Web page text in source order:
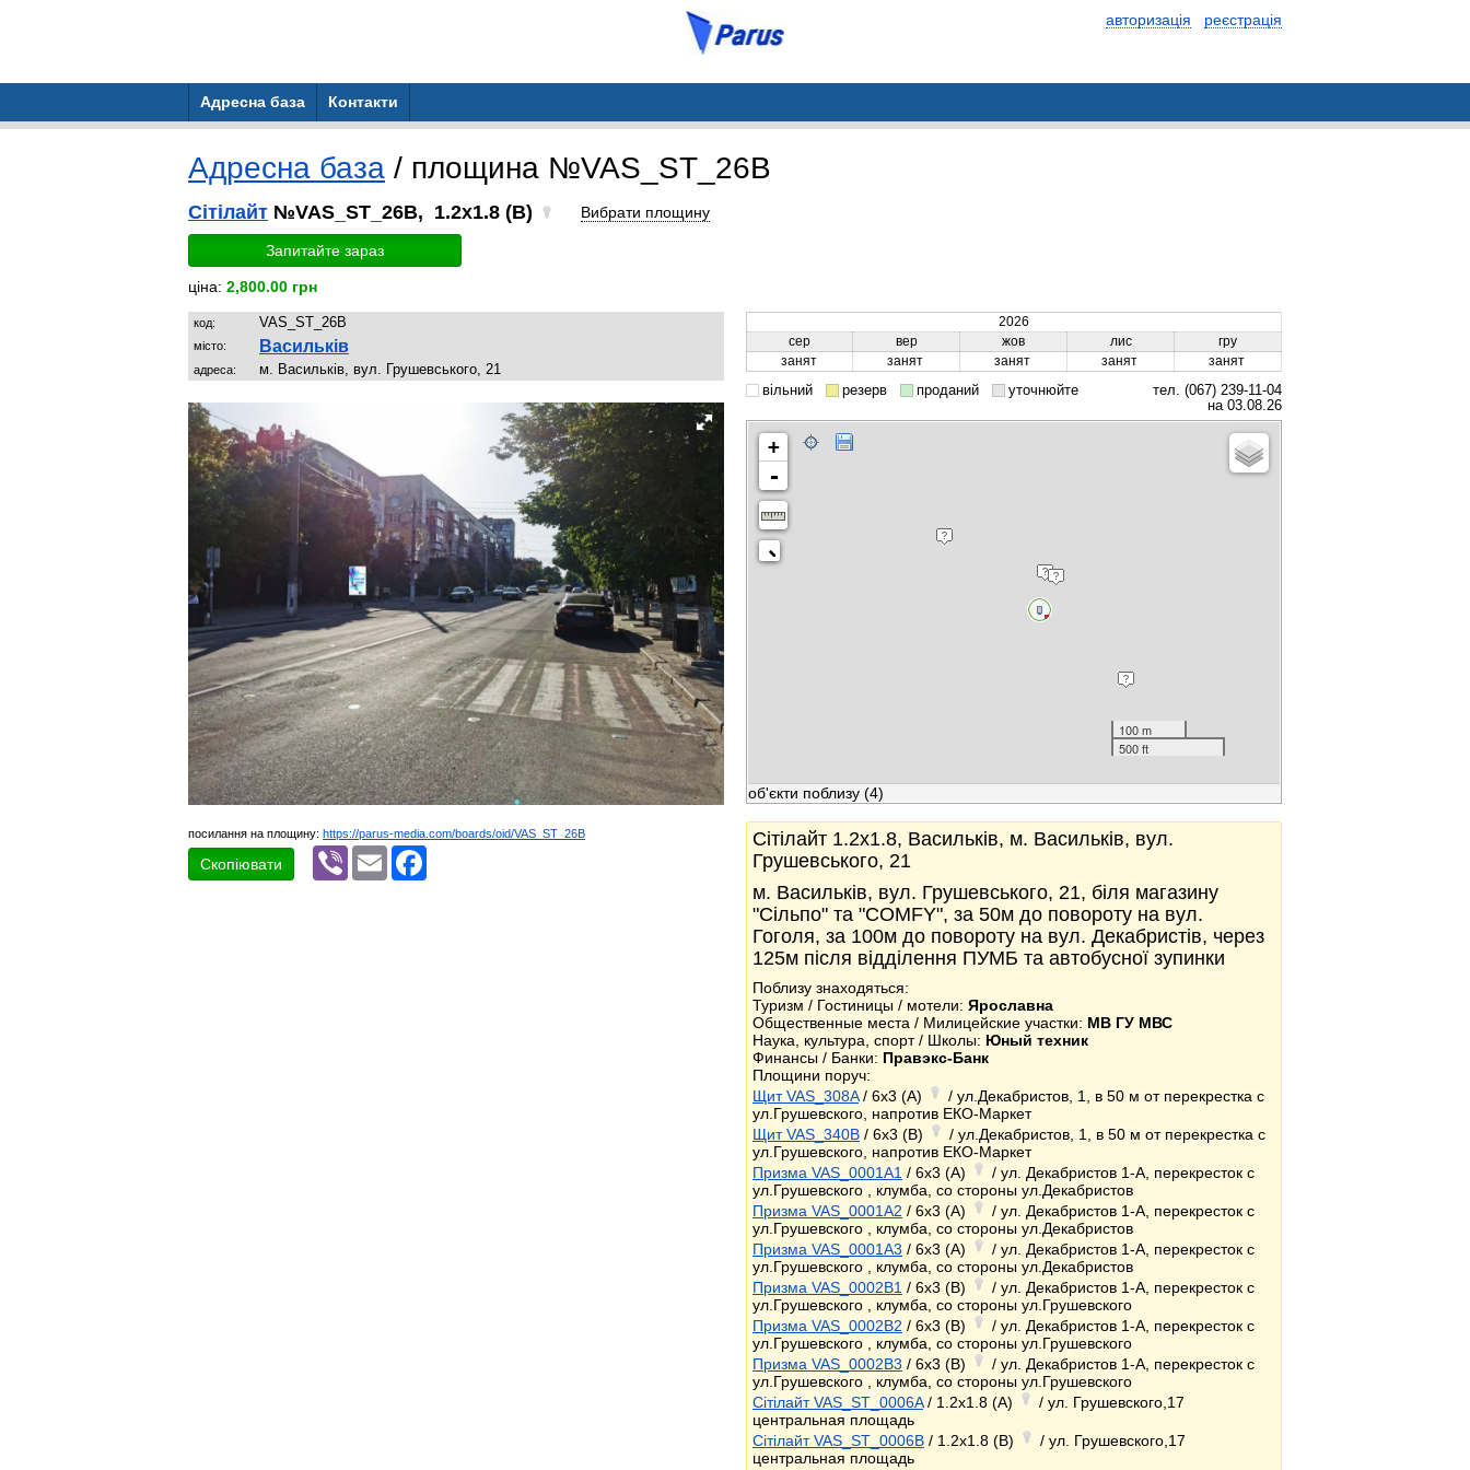
авторизація реєстрація
Адресна база Контакти
Адресна база / площина №VAS_ST_26B
Сітілайт №VAS_ST_26B, 1.2x1.8 (B) Вибрати площину
Запитайте зараз
ціна: 2,800.00 грн
код: VAS_ST_26B
місто: Васильків
адреса: м. Васильків, вул. Грушевського, 21
посилання на площину: https://parus-media.com/boards/oid/VAS_ST_26B
Скопіювати
Viber Email
2026
сер
вер жов лис
гру
занят
занят занят занят занят
вільний резерв проданий уточнюйте
тел. (067) 239-11-04
на 03.08.26
+
-
100 m
500 ft
об'єкти поблизу (4)
Сітілайт 1.2x1.8, Васильків, м. Васильків, вул.
Грушевського, 21
м. Васильків, вул. Грушевського, 21, біля магазину
"Сільпо" та "COMFY", за 50м до повороту на вул.
Гоголя, за 100м до повороту на вул. Декабристів, через
125м після відділення ПУМБ та автобусної зупинки
Поблизу знаходяться:
Туризм / Гостиницы / мотели: Ярославна
Общественные места / Милицейские участки: МВ ГУ МВС
Наука, культура, спорт / Школы: Юный техник
Финансы / Банки: Правэкс-Банк
Площини поруч:
Щит VAS_308A/ 6x3 (A)
/ ул.Декабристов, 1, в 50 м от перекрестка с
ул.Грушевского, напротив ЕКО-Маркет
Щит VAS_340B / 6x3 (B)
/ ул.Декабристов, 1, в 50 м от перекрестка с
ул.Грушевского, напротив ЕКО-Маркет
Призма VAS_0001A1 / 6x3 (A)
/ ул. Декабристов 1-А, перекресток с
ул.Грушевского , клумба, со стороны ул.Декабристов
Призма VAS_0001A2 / 6x3 (A)
/ ул. Декабристов 1-А, перекресток с
ул.Грушевского , клумба, со стороны ул.Декабристов
Призма VAS_0001A3 / 6x3 (A)
/ ул. Декабристов 1-А, перекресток с
ул.Грушевского , клумба, со стороны ул.Декабристов
Призма VAS_0002B1 / 6x3 (B)
/ ул. Декабристов 1-А, перекресток с
ул.Грушевского , клумба, со стороны ул.Грушевского
Призма VAS_0002B2 / 6x3 (B)
/ ул. Декабристов 1-А, перекресток с
ул.Грушевского , клумба, со стороны ул.Грушевского
Призма VAS_0002B3 / 6x3 (B)
/ ул. Декабристов 1-А, перекресток с
ул.Грушевского , клумба, со стороны ул.Грушевского
Сітілайт VAS_ST_0006A/ 1.2x1.8 (A)
/ ул. Грушевского,17
центральная площадь
Сітілайт VAS_ST_0006B / 1.2x1.8 (B)
/ ул. Грушевского,17
центральная площадь